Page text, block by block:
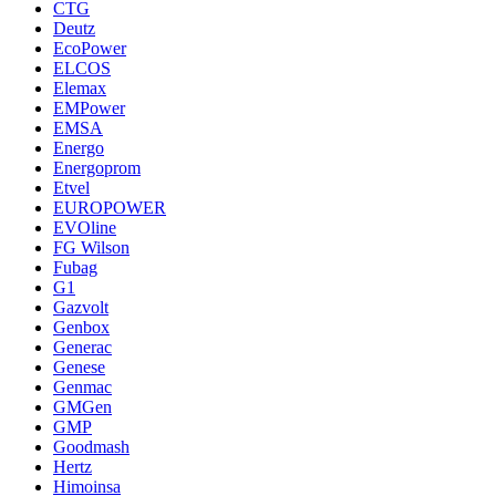
CTG
Deutz
EcoPower
ELCOS
Elemax
EMPower
EMSA
Energo
Energoprom
Etvel
EUROPOWER
EVOline
FG Wilson
Fubag
G1
Gazvolt
Genbox
Generac
Genese
Genmac
GMGen
GMP
Goodmash
Hertz
Himoinsa